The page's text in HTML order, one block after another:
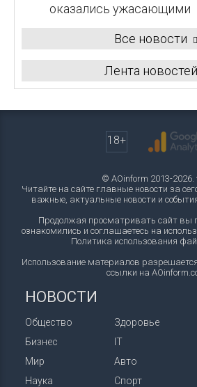
оказались ужасающими
Все новости
Лента новостей
18+
© AOinform 2013-2026.
Читайте на сайте главные новости за
важные, актуальные новости и
Продолжая просматривать сайт вы
ознакомились и соглашаетесь на
Политика использования
Использование материалов
ссылки на
НОВОСТИ
Общество
Бизнес
Мир
Наука
Здоровье
IT
Авто
Спорт